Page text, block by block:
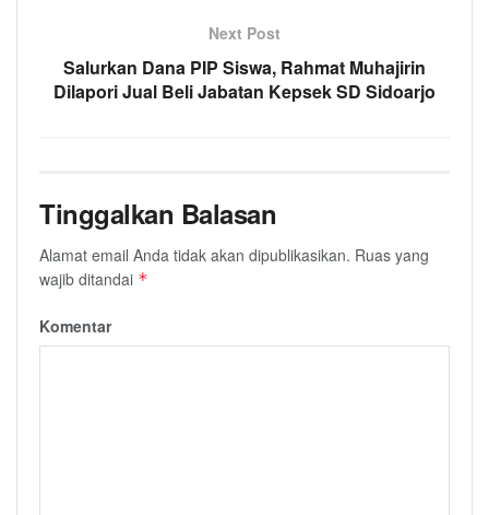
Next Post
Salurkan Dana PIP Siswa, Rahmat Muhajirin
Dilapori Jual Beli Jabatan Kepsek SD Sidoarjo
Tinggalkan Balasan
Alamat email Anda tidak akan dipublikasikan. Ruas yang
wajib ditandai *
Komentar